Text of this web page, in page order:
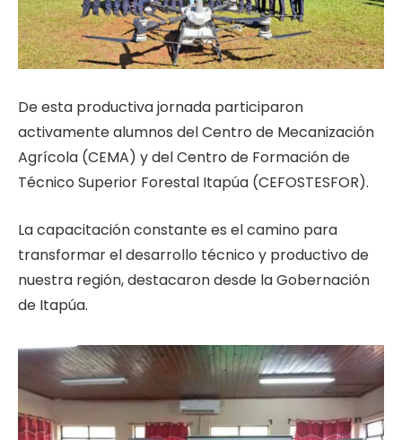
De esta productiva jornada participaron
activamente alumnos del Centro de Mecanización
Agrícola (CEMA) y del Centro de Formación de
Técnico Superior Forestal Itapúa (CEFOSTESFOR).
La capacitación constante es el camino para
transformar el desarrollo técnico y productivo de
nuestra región, destacaron desde la Gobernación
de Itapúa.